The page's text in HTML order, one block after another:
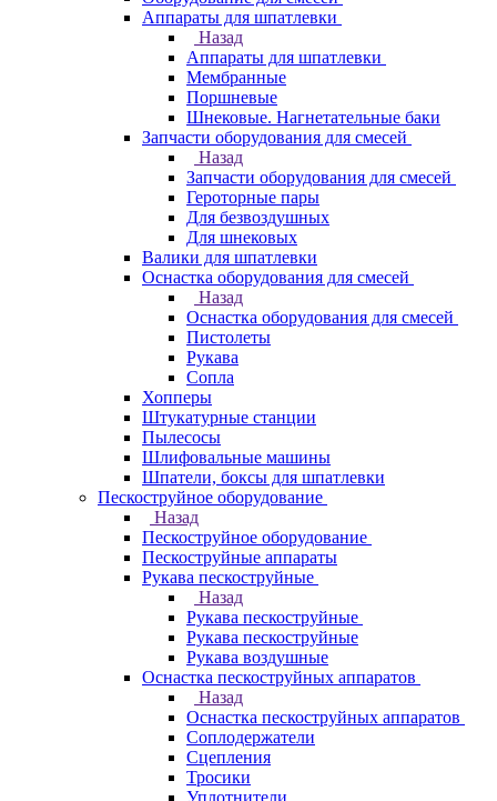
Аппараты для шпатлевки
Назад
Аппараты для шпатлевки
Мембранные
Поршневые
Шнековые. Нагнетательные баки
Запчасти оборудования для смесей
Назад
Запчасти оборудования для смесей
Героторные пары
Для безвоздушных
Для шнековых
Валики для шпатлевки
Оснастка оборудования для смесей
Назад
Оснастка оборудования для смесей
Пистолеты
Рукава
Сопла
Хопперы
Штукатурные станции
Пылесосы
Шлифовальные машины
Шпатели, боксы для шпатлевки
Пескоструйное оборудование
Назад
Пескоструйное оборудование
Пескоструйные аппараты
Рукава пескоструйные
Назад
Рукава пескоструйные
Рукава пескоструйные
Рукава воздушные
Оснастка пескоструйных аппаратов
Назад
Оснастка пескоструйных аппаратов
Соплодержатели
Сцепления
Тросики
Уплотнители